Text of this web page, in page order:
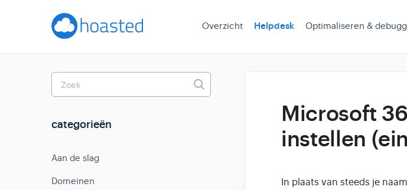
Overzicht Helpdesk Optimaliseren &
Microsoft
instellen
In plaats van steeds je
Toggle
Search
categorieën
Aan de slag
Domeinen